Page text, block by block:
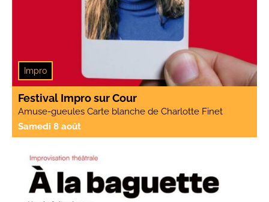
Impro
Festival Impro sur Cour
Amuse-gueules Carte blanche de Charlotte Finet
Samedi 8 août